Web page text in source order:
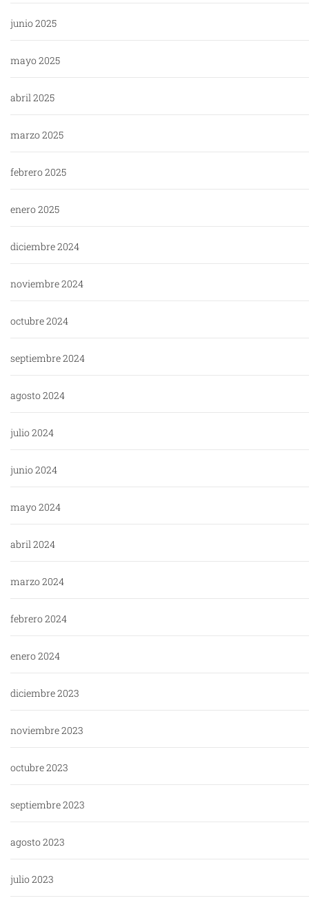
junio 2025
mayo 2025
abril 2025
marzo 2025
febrero 2025
enero 2025
diciembre 2024
noviembre 2024
octubre 2024
septiembre 2024
agosto 2024
julio 2024
junio 2024
mayo 2024
abril 2024
marzo 2024
febrero 2024
enero 2024
diciembre 2023
noviembre 2023
octubre 2023
septiembre 2023
agosto 2023
julio 2023